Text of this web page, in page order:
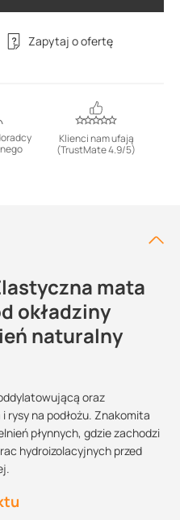
Zapytaj o ofertę
Klienci nam ufają
(TrustMate 4.9/5)
mata
okładziny
naturalny
oraz
rysy na podłożu. Znakomita
płynnych, gdzie zachodzi
hydroizolacyjnych przed